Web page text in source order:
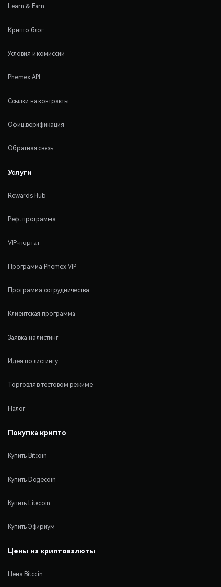
Learn & Earn
Крипто блог
Условия и комиссии
Phemex API
Ссылки на контракты
Офиц.верификация
Обратная связь
Услуги
Rewards Hub
Реф. программа
VIP-портал
Программа Phemex VIP
Программа сотрудничества
Клиентская программа
Заявка на листинг
Идея по листингу
Торговля в тестовом режиме
Налог
Покупка крипто
Купить Bitcoin
Купить Dogecoin
Купить Litecoin
Купить Эфириум
Цены на криптовалюты
Цена Bitcoin